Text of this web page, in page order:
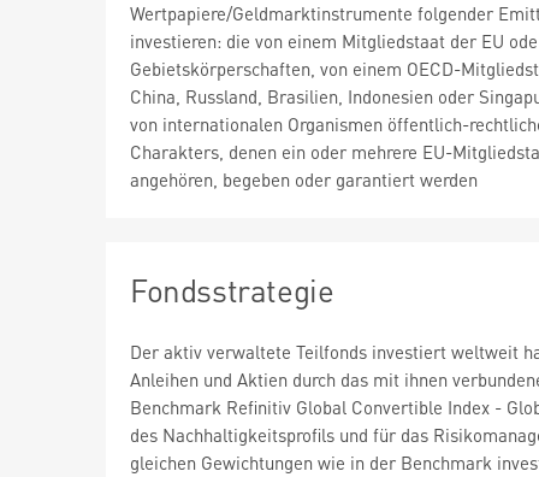
Wertpapiere/Geldmarktinstrumente folgender
investieren: die von einem Mitgliedstaat der EU
Gebietskörperschaften, von einem OECD-
China, Russland, Brasilien, Indonesien oder
von internationalen Organismen öffentlich-
Charakters, denen ein oder mehrere EU-
angehören, begeben oder garantiert werden
Fondsstrategie
Der aktiv verwaltete Teilfonds investiert weltweit
Anleihen und Aktien durch das mit ihnen
Benchmark Refinitiv Global Convertible Index -
des Nachhaltigkeitsprofils und für das
gleichen Gewichtungen wie in der Benchmark